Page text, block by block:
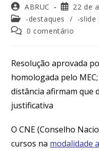
ABRUC
22 de
-destaques
/ -slide
0 comentário
Resolução aprovada
homologada pelo
distância afirmam que
justificativa
O CNE (Conselho
cursos na modalidade